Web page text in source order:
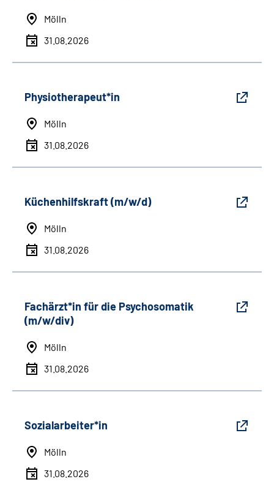
Mölln
31.08.2026
Physiotherapeut*in
Mölln
31.08.2026
Küchenhilfskraft (m/w/d)
Mölln
31.08.2026
Fachärzt*in für die Psychosomatik
(m/w/div)
Mölln
31.08.2026
Sozialarbeiter*in
Mölln
31.08.2026